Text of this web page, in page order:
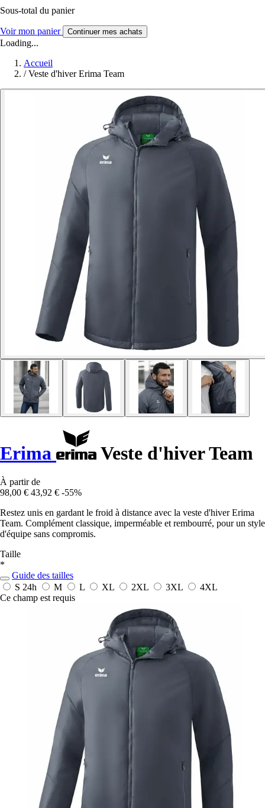
Sous-total du panier
Voir mon panier Continuer mes achats
Loading...
Accueil
/ Veste d'hiver Erima Team
Erima Veste d'hiver Team
À partir de
98,00 € 43,92 € -55%
Restez unis en gardant le froid à distance avec la veste d'hiver Erima
Team. Complément classique, imperméable et rembourré, pour un style
d'équipe sans compromis.
Taille
*
Guide des tailles
S 24h M L XL 2XL 3XL
4XL
Ce champ est requis